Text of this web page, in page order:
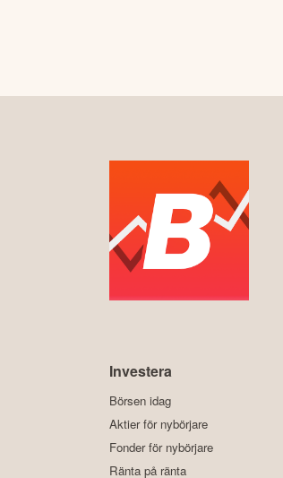
Investera
Börsen idag
Aktier för nybörjare
Fonder för nybörjare
Ränta på ränta